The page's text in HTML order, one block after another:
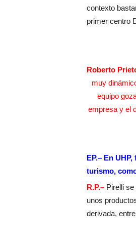
contexto
primer centro
Roberto
muy
equipo
empresa y el
EP.– En
turismo,
R.P.– Pirelli
unos
derivada,